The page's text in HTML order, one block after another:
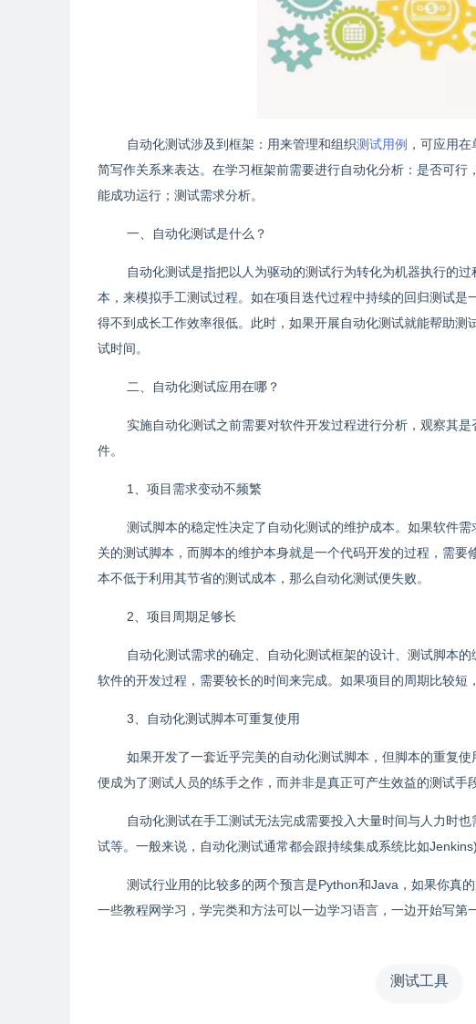
自动化测试涉及到框架：用来管理和组织测试用例 ，可应用
简写作关系来表达。在学习框架前需要进行自动化分析：是否可
能成功运行；测试需求分析。
一、自动化测试是什么？
自动化测试是指把以人为驱动的测试行为转化为机器执行的
本，来模拟手工测试过程。如在项目迭代过程中持续的回归测试
得不到成长工作效率很低。此时，如果开展自动化测试就能帮助
试时间。
二、自动化测试应用在哪？
实施自动化测试之前需要对软件开发过程进行分析，观察其
件。
1、项目需求变动不频繁
测试脚本的稳定性决定了自动化测试的维护成本。如果软件
关的测试脚本，而脚本的维护本身就是一个代码开发的过程，需
本不低于利用其节省的测试成本，那么自动化测试便失败。
2、项目周期足够长
自动化测试需求的确定、自动化测试框架的设计、测试脚本
软件的开发过程，需要较长的时间来完成。如果项目的周期比较短
3、自动化测试脚本可重复使用
如果开发了一套近乎完美的自动化测试脚本，但脚本的重复
便成为了测试人员的练手之作，而并非是真正可产生效益的测试手段
自动化测试在手工测试无法完成需要投入大量时间与人力时
试等。一般来说，自动化测试通常都会跟持续集成系统比如Jenkins)
测试行业用的比较多的两个预言是Python和Java，如果你真
一些教程网学习，学完类和方法可以一边学习语言，一边开始写第
测试工具